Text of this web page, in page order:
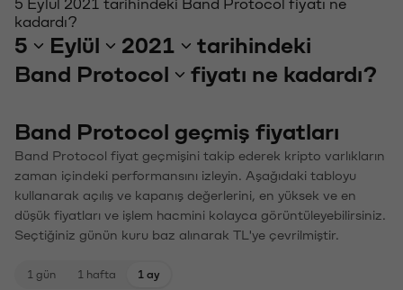
kadardı?
5 Eylül 2021
tarihindeki
Band Protocol
fiyatı ne kadardı?
Band Protocol geçmiş fiyatları
Band Protocol fiyat geçmişini takip ederek kripto varlıkların
zaman içindeki performansını izleyin. Aşağıdaki tabloyu
kullanarak açılış ve kapanış değerlerini, en yüksek ve en
düşük fiyatları ve işlem hacmini kolayca görüntüleyebilirsiniz.
Seçtiğiniz günün kuru baz alınarak TL'ye çevrilmiştir.
1 gün 1 hafta 1 ay